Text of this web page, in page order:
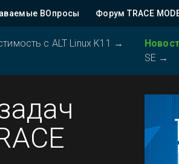
ВОпросы Форум TRACE
с ALT Linux K11 →
SE →